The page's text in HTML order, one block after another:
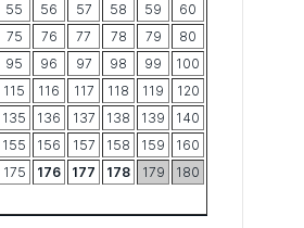
55 56 57 58 59
60
75 76 77 78 79
80
95 96 97 98 99
100
115 116 117 118 119
120
135 136 137 138 139
140
155 156 157 158 159
160
175 176 177 178 179 180